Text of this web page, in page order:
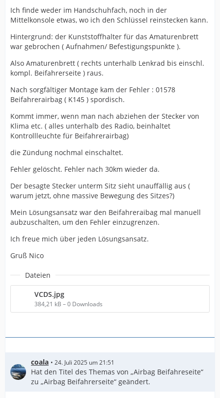
Ich finde weder im Handschuhfach, noch in der
Mittelkonsole etwas, wo ich den Schlüssel reinstecken kann.
Hintergrund: der Kunststoffhalter für das Amaturenbrett
war gebrochen ( Aufnahmen/ Befestigungspunkte ).
Also Amaturenbrett ( rechts unterhalb Lenkrad bis einschl.
kompl. Beifahrerseite ) raus.
Nach sorgfältiger Montage kam der Fehler : 01578
Beifahrerairbag ( K145 ) spordisch.
Kommt immer, wenn man nach abziehen der Stecker von
Klima etc. ( alles unterhalb des Radio, beinhaltet
Kontrollleuchte für Beifahrerairbag)
die Zündung nochmal einschaltet.
Fehler gelöscht. Fehler nach 30km wieder da.
Der besagte Stecker unterm Sitz sieht unauffällig aus (
warum jetzt, ohne massive Bewegung des Sitzes?)
Mein Lösungsansatz war den Beifahreraibag mal manuell
aubzuschalten, um den Fehler einzugrenzen.
Ich freue mich über jeden Lösungsansatz.
Gruß Nico
Dateien
VCDS.jpg
384,21 kB – 0 Downloads
coala 24. Juli 2025 um 21:51
Hat den Titel des Themas von „Airbag Beifahreseite“
zu „Airbag Beifahrerseite“ geändert.